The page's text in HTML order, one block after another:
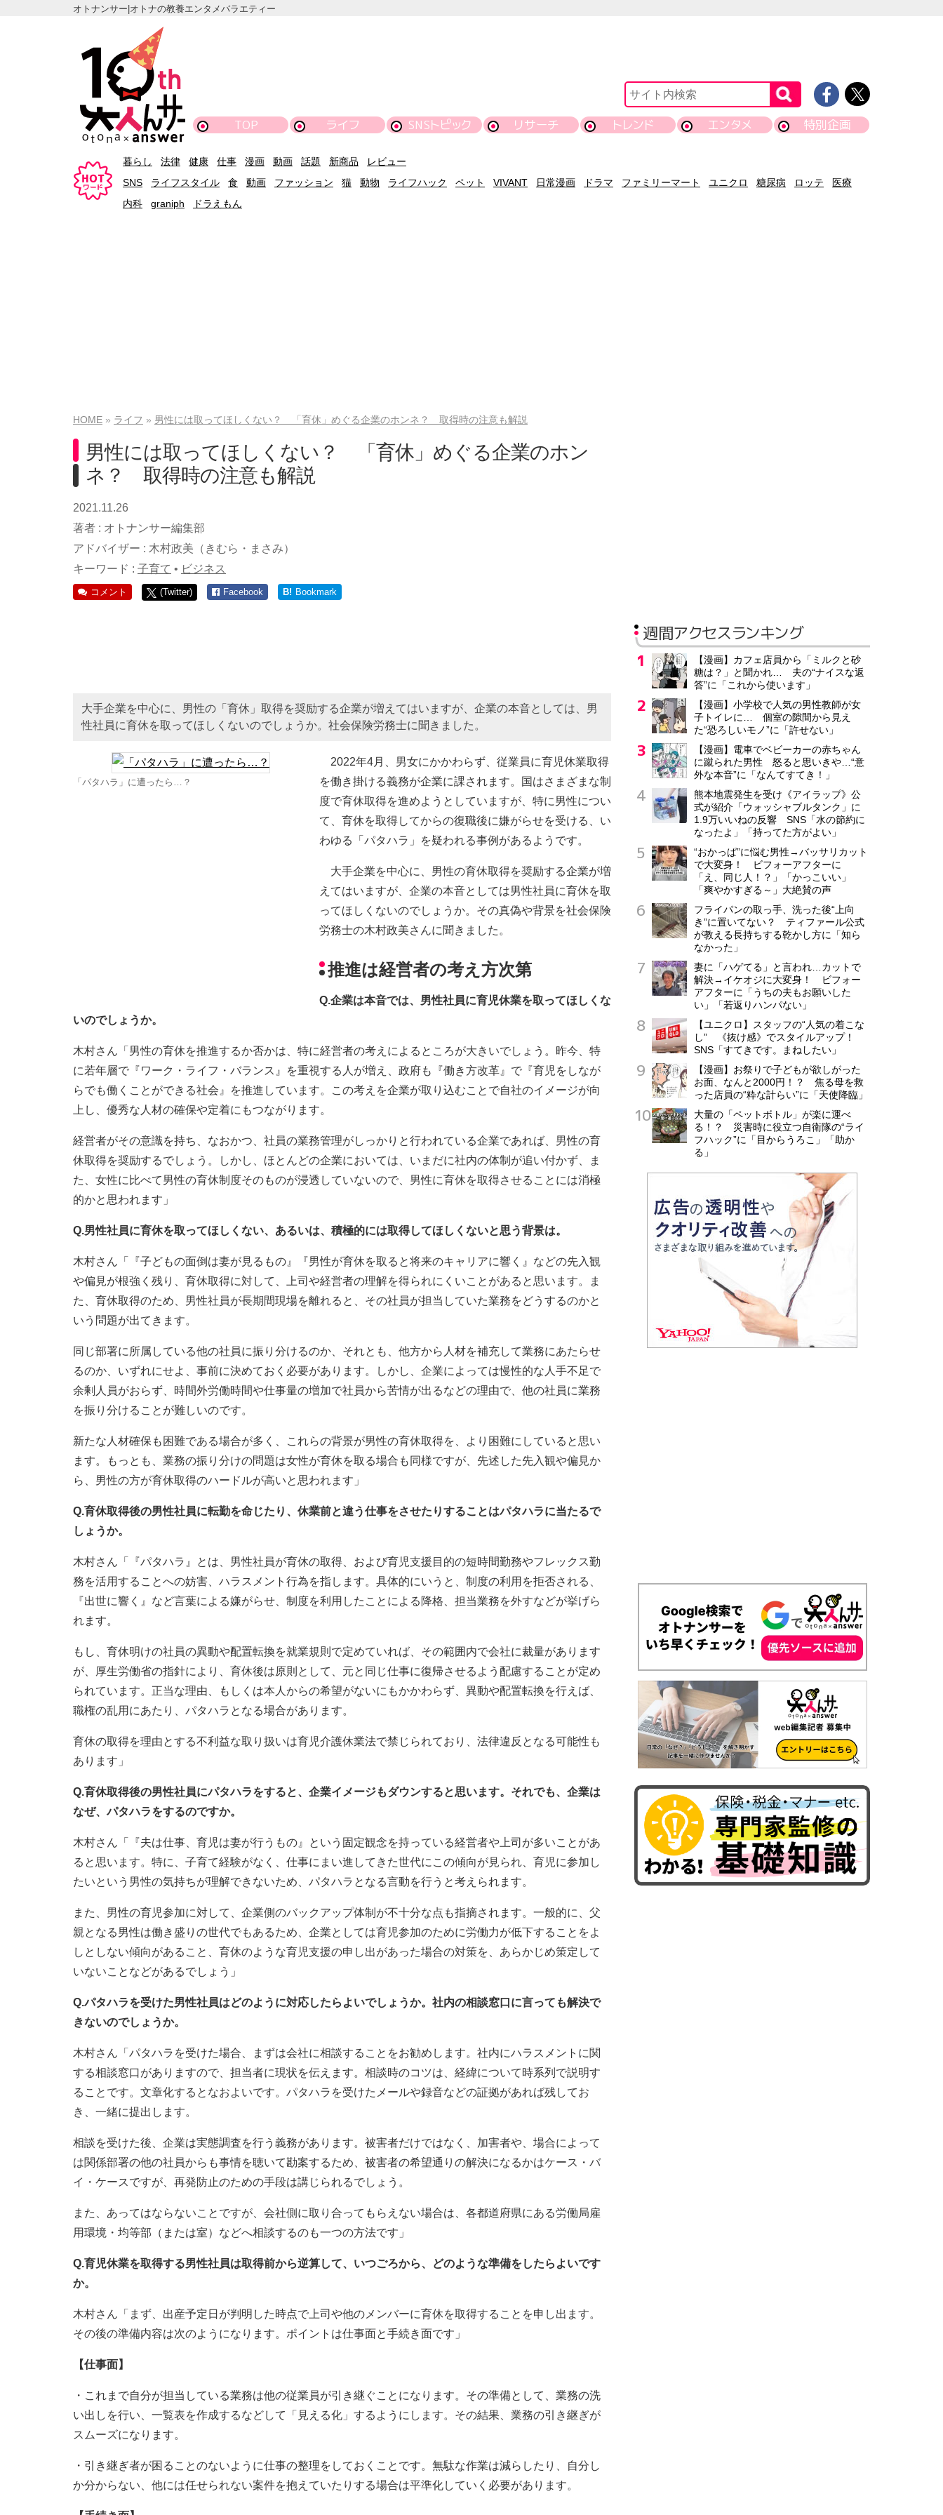
オトナンサー|オトナの教養エンタメバラエティー
TOP ライフ SNSトピック リサーチ トレンド エンタメ 特別企画
暮らし 法律 健康 仕事 漫画 動画 話題 新商品
レビュー
SNS
ライフスタイル 食 動画 ファッション 猫 動物 ライフハック ペット VIVANT 日常漫画 ドラマ ファミリーマート ユニクロ 糖尿病 ロッテ
医療
内科
graniph ドラえもん
HOME ライフ 男性には取ってほしくない？ 「育休」めぐる企業のホンネ？ 取得時の注意も解説
男性には取ってほしくない？ 「育休」めぐる企業のホン
ネ？ 取得時の注意も解説
2021.11.26
著者 : オトナンサー編集部
アドバイザー : 木村政美（きむら・まさみ）
キーワード : 子育て • ビジネス
コメント (Twitter) Facebook B! Bookmark
大手企業を中心に、男性の「育休」取得を奨励する企業が増えてはいますが、企業の本音としては、男
性社員に育休を取ってほしくないのでしょうか。社会保険労務士に聞きました。
「パタハラ」に遭ったら…？
2022年4月、男女にかかわらず、従業員に育児休業取得
を働き掛ける義務が企業に課されます。国はさまざまな制
度で育休取得を進めようとしていますが、特に男性につい
て、育休を取得してからの復職後に嫌がらせを受ける、い
わゆる「パタハラ」を疑われる事例があるようです。
大手企業を中心に、男性の育休取得を奨励する企業が増
えてはいますが、企業の本音としては男性社員に育休を取
ってほしくないのでしょうか。その真偽や背景を社会保険
労務士の木村政美さんに聞きました。
推進は経営者の考え方次第
Q.企業は本音では、男性社員に育児休業を取ってほしくな
いのでしょうか。
木村さん「男性の育休を推進するか否かは、特に経営者の考えによるところが大きいでしょう。昨今、特
に若年層で『ワーク・ライフ・バランス』を重視する人が増え、政府も『働き方改革』で『育児をしなが
らでも働くことができる社会』を推進しています。この考えを企業が取り込むことで自社のイメージが向
上し、優秀な人材の確保や定着にもつながります。
経営者がその意識を持ち、なおかつ、社員の業務管理がしっかりと行われている企業であれば、男性の育
休取得を奨励するでしょう。しかし、ほとんどの企業においては、いまだに社内の体制が追い付かず、ま
た、女性に比べて男性の育休制度そのものが浸透していないので、男性に育休を取得させることには消極
的かと思われます」
Q.男性社員に育休を取ってほしくない、あるいは、積極的には取得してほしくないと思う背景は。
木村さん「『子どもの面倒は妻が見るもの』『男性が育休を取ると将来のキャリアに響く』などの先入観
や偏見が根強く残り、育休取得に対して、上司や経営者の理解を得られにくいことがあると思います。ま
た、育休取得のため、男性社員が長期間現場を離れると、その社員が担当していた業務をどうするのかと
いう問題が出てきます。
同じ部署に所属している他の社員に振り分けるのか、それとも、他方から人材を補充して業務にあたらせ
るのか、いずれにせよ、事前に決めておく必要があります。しかし、企業によっては慢性的な人手不足で
余剰人員がおらず、時間外労働時間や仕事量の増加で社員から苦情が出るなどの理由で、他の社員に業務
を振り分けることが難しいのです。
新たな人材確保も困難である場合が多く、これらの背景が男性の育休取得を、より困難にしていると思い
ます。もっとも、業務の振り分けの問題は女性が育休を取る場合も同様ですが、先述した先入観や偏見か
ら、男性の方が育休取得のハードルが高いと思われます」
Q.育休取得後の男性社員に転勤を命じたり、休業前と違う仕事をさせたりすることはパタハラに当たるで
しょうか。
木村さん「『パタハラ』とは、男性社員が育休の取得、および育児支援目的の短時間勤務やフレックス勤
務を活用することへの妨害、ハラスメント行為を指します。具体的にいうと、制度の利用を拒否される、
『出世に響く』など言葉による嫌がらせ、制度を利用したことによる降格、担当業務を外すなどが挙げら
れます。
もし、育休明けの社員の異動や配置転換を就業規則で定めていれば、その範囲内で会社に裁量があります
が、厚生労働省の指針により、育休後は原則として、元と同じ仕事に復帰させるよう配慮することが定め
られています。正当な理由、もしくは本人からの希望がないにもかかわらず、異動や配置転換を行えば、
職権の乱用にあたり、パタハラとなる場合があります。
育休の取得を理由とする不利益な取り扱いは育児介護休業法で禁じられており、法律違反となる可能性も
あります」
Q.育休取得後の男性社員にパタハラをすると、企業イメージもダウンすると思います。それでも、企業は
なぜ、パタハラをするのですか。
木村さん「『夫は仕事、育児は妻が行うもの』という固定観念を持っている経営者や上司が多いことがあ
ると思います。特に、子育て経験がなく、仕事にまい進してきた世代にこの傾向が見られ、育児に参加し
たいという男性の気持ちが理解できないため、パタハラとなる言動を行うと考えられます。
また、男性の育児参加に対して、企業側のバックアップ体制が不十分な点も指摘されます。一般的に、父
親となる男性は働き盛りの世代でもあるため、企業としては育児参加のために労働力が低下することをよ
しとしない傾向があること、育休のような育児支援の申し出があった場合の対策を、あらかじめ策定して
いないことなどがあるでしょう」
Q.パタハラを受けた男性社員はどのように対応したらよいでしょうか。社内の相談窓口に言っても解決で
きないのでしょうか。
木村さん「パタハラを受けた場合、まずは会社に相談することをお勧めします。社内にハラスメントに関
する相談窓口がありますので、担当者に現状を伝えます。相談時のコツは、経緯について時系列で説明す
ることです。文章化するとなおよいです。パタハラを受けたメールや録音などの証拠があれば残してお
き、一緒に提出します。
相談を受けた後、企業は実態調査を行う義務があります。被害者だけではなく、加害者や、場合によって
は関係部署の他の社員からも事情を聴いて勘案するため、被害者の希望通りの解決になるかはケース・バ
イ・ケースですが、再発防止のための手段は講じられるでしょう。
また、あってはならないことですが、会社側に取り合ってもらえない場合は、各都道府県にある労働局雇
用環境・均等部（または室）などへ相談するのも一つの方法です」
Q.育児休業を取得する男性社員は取得前から逆算して、いつごろから、どのような準備をしたらよいです
か。
木村さん「まず、出産予定日が判明した時点で上司や他のメンバーに育休を取得することを申し出ます。
その後の準備内容は次のようになります。ポイントは仕事面と手続き面です」
【仕事面】
・これまで自分が担当している業務は他の従業員が引き継ぐことになります。その準備として、業務の洗
い出しを行い、一覧表を作成するなどして「見える化」するようにします。その結果、業務の引き継ぎが
スムーズになります。
・引き継ぎ者が困ることのないように仕事の整理をしておくことです。無駄な作業は減らしたり、自分し
か分からない、他には任せられない案件を抱えていたりする場合は平準化していく必要があります。
週間アクセスランキング
【漫画】カフェ店員から「ミルクと砂
糖は？」と聞かれ… 夫の“ナイスな返
答”に「これから使います」
【漫画】小学校で人気の男性教師が女
子トイレに… 個室の隙間から見え
た“恐ろしいモノ”に「許せない」
【漫画】電車でベビーカーの赤ちゃん
に蹴られた男性 怒ると思いきや…“意
外な本音”に「なんてすてき！」
熊本地震発生を受け《アイラップ》公
式が紹介「ウォッシャブルタンク」に
1.9万いいねの反響 SNS「水の節約に
なったよ」「持ってた方がよい」
“おかっぱ”に悩む男性→バッサリカット
で大変身！ ビフォーアフターに
「え、同じ人！？」「かっこいい」
「爽やかすぎる～」大絶賛の声
フライパンの取っ手、洗った後“上向
き”に置いてない？ ティファール公式
が教える長持ちする乾かし方に「知ら
なかった」
妻に「ハゲてる」と言われ…カットで
解決→イケオジに大変身！ ビフォー
アフターに「うちの夫もお願いした
い」「若返りハンパない」
【ユニクロ】スタッフの“人気の着こな
し” 《抜け感》でスタイルアップ！
SNS「すてきです。まねしたい」
【漫画】お祭りで子どもが欲しがった
お面、なんと2000円！？ 焦る母を救
った店員の“粋な計らい”に「天使降臨」
大量の「ペットボトル」が楽に運べ
る！？ 災害時に役立つ自衛隊の“ライ
フハック”に「目からうろこ」「助か
る」